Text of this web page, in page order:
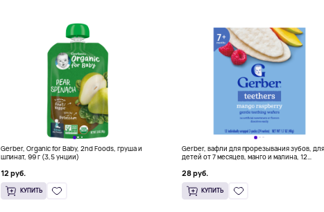
Gerber, Organic for Baby, 2nd Foods, груша и
шпинат, 99 г (3,5 унции)
12 руб.
КУПИТЬ
Gerber, вафли для прорезывания зубов, для
детей от 7 месяцев, манго и малина, 12
пакетика по 4 г (0,14 унции)
28 руб.
КУПИТЬ